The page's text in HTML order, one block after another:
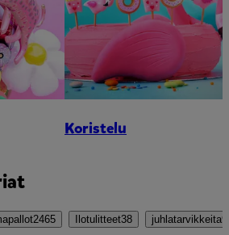
Koristelu
2465 Ilotulitteet38 juhlatarvikkeita